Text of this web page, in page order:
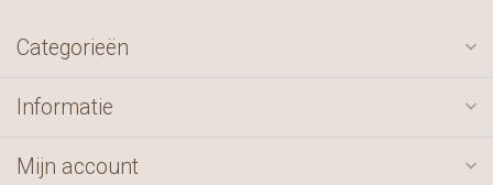
Categorieën
Informatie
Mijn account